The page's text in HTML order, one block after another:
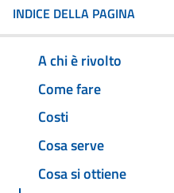
INDICE DELLA PAGINA
A chi è rivolto
Come fare
Costi
Cosa serve
Cosa si ottiene